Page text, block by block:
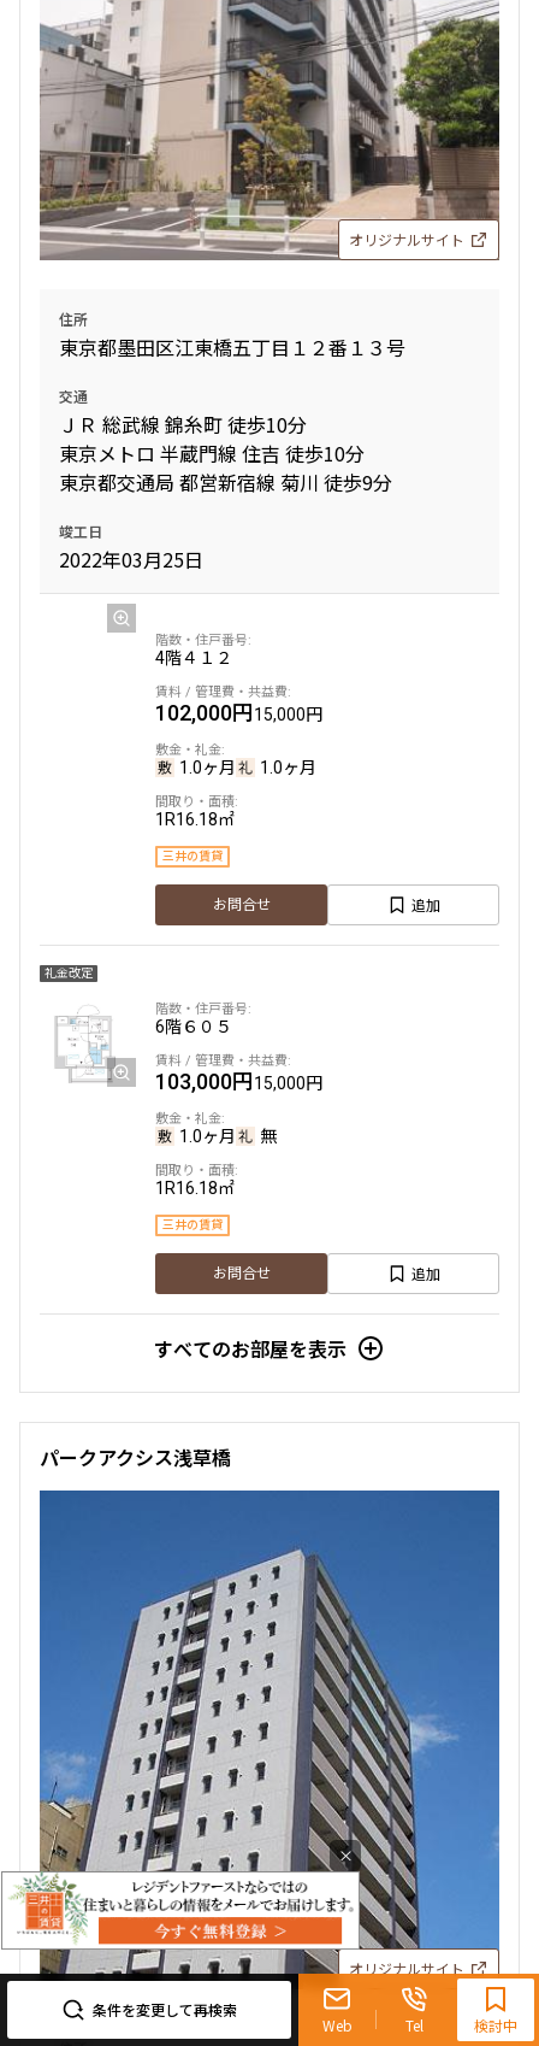
条件を変更して再検索
Web Tel
0120-321-719
9:30~18:00（水曜定休）
検討中
オリジナルサイト
住所
東京都墨田区江東橋五丁目１２番１３号
交通
ＪＲ 総武線 錦糸町 徒歩10分
東京メトロ 半蔵門線 住吉 徒歩10分
東京都交通局 都営新宿線 菊川 徒歩9分
竣工日
2022年03月25日
4階４１２
102,000円15,000円
1.0ヶ月 1.0ヶ月
1R16.18㎡
三井の賃貸
お問合せ 追加
礼金改定
6階６０５
103,000円15,000円
1.0ヶ月 無
1R16.18㎡
三井の賃貸
お問合せ 追加
すべてのお部屋を表示
パークアクシス浅草橋
オリジナルサイト
×